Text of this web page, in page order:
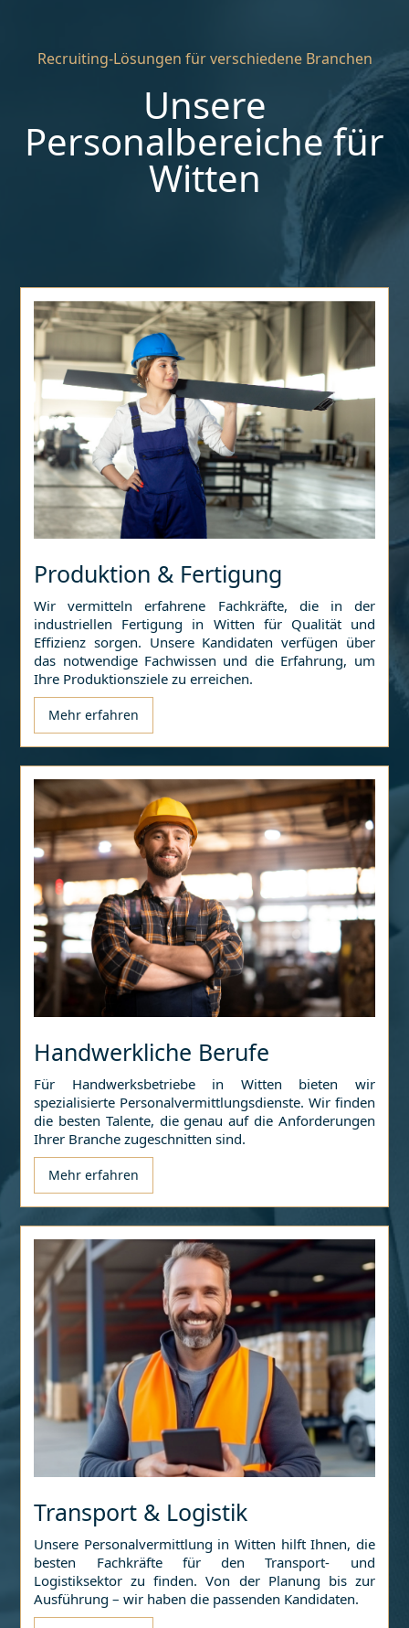
Recruiting-Lösungen für verschiedene Branchen
Unsere
Personalbereiche für
Witten
Produktion & Fertigung
Wir vermitteln erfahrene Fachkräfte, die in der
industriellen Fertigung in Witten für Qualität und
Effizienz sorgen. Unsere Kandidaten verfügen über
das notwendige Fachwissen und die Erfahrung, um
Ihre Produktionsziele zu erreichen.
Mehr erfahren
Handwerkliche Berufe
Für Handwerksbetriebe in Witten bieten wir
spezialisierte Personalvermittlungsdienste. Wir finden
die besten Talente, die genau auf die Anforderungen
Ihrer Branche zugeschnitten sind.
Mehr erfahren
Transport & Logistik
Unsere Personalvermittlung in Witten hilft Ihnen, die
besten Fachkräfte für den Transport- und
Logistiksektor zu finden. Von der Planung bis zur
Ausführung – wir haben die passenden Kandidaten.